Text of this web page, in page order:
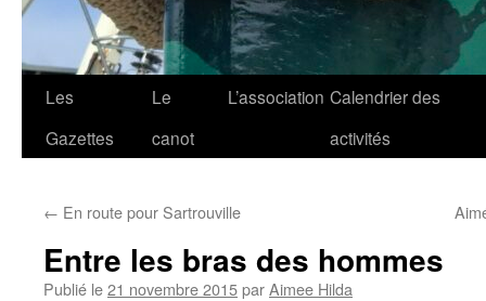
Les
Gazettes
Le
canot
L’association Calendrier des
activités
← En route pour Sartrouville
Entre les bras des hommes
Publié le21 novembre 2015parAimee Hilda